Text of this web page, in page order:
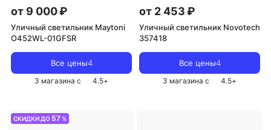
от 9 000 ₽
Уличный светильник Maytoni
O452WL-01GFSR
Все цены4
3 магазина с 4.5+
от 2 453 ₽
Уличный светильник Novotech
357418
Все цены4
3 магазина с 4.5+
СКИДКИ ДО 57 %